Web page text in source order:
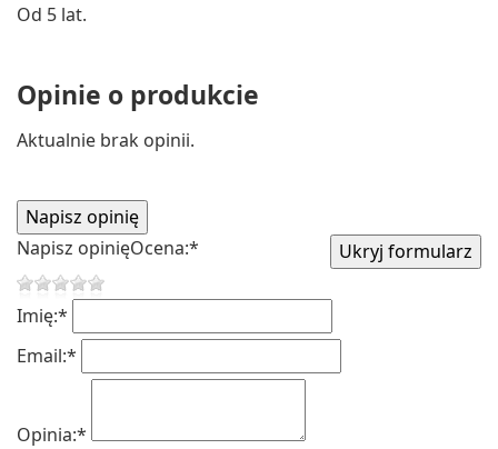
Od 5 lat.
Opinie o produkcie
Aktualnie brak opinii.
Napisz opinięOcena:*
Imię:*
Email:*
Opinia:*